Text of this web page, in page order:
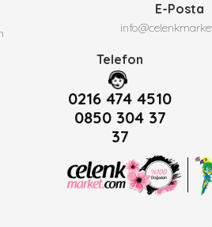
E-Posta
Telefon
0216 474 4510
0850 304 37
37